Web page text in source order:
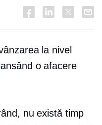
la nivel
o afacere
nu există timp